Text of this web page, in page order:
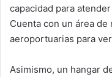
capacidad para
Cuenta con un área
aeroportuarias para
Asimismo, un hangar